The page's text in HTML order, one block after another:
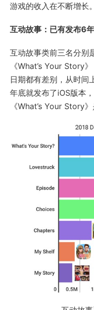
游戏的收入在不断增长。
互动故事：已有发布6
互动故事类前三名分别
《What’s Your Story
日期都有差别，从时间
年底就发布了iOS版本
《What’s Your Story